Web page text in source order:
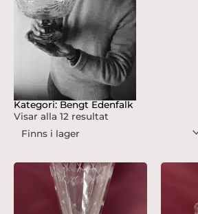
Kategori: Bengt Edenfalk
Visar alla 12 resultat